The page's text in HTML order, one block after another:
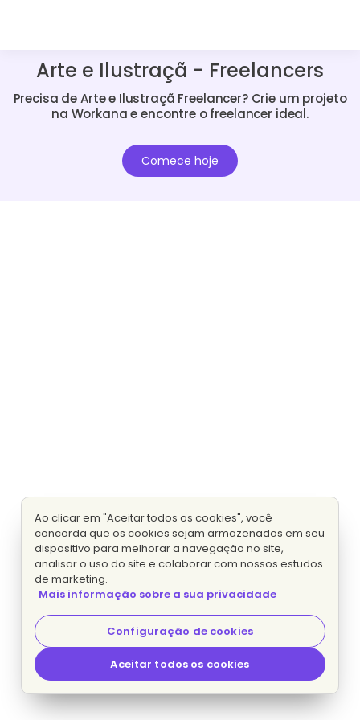
Arte e Ilustraçã - Freelancers
Precisa de Arte e Ilustraçã Freelancer? Crie um projeto
na Workana e encontre o freelancer ideal.
Comece hoje
Ao clicar em "Aceitar todos os cookies", você
concorda que os cookies sejam armazenados em seu
dispositivo para melhorar a navegação no site,
analisar o uso do site e colaborar com nossos estudos
de marketing.
Mais informação sobre a sua privacidade
Configuração de cookies
Aceitar todos os cookies